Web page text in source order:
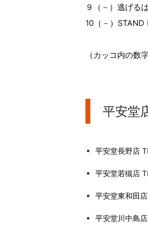
９（－）逃げる
10（－）
（カッコ内の数
平安堂
平安堂長野店
平安堂若槻店
平安堂東和田
平安堂川中島